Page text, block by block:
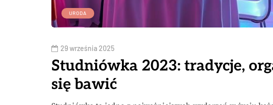
URODA
29 września 2025
Studniówka 2023: tradycje,
się bawić